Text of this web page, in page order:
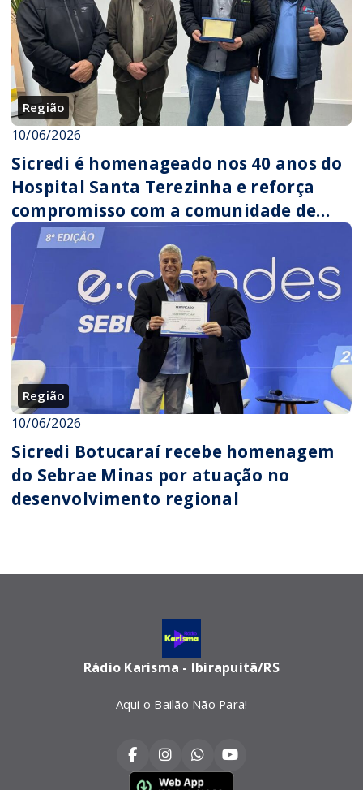
Região
10/06/2026
Sicredi é homenageado nos 40 anos do
Hospital Santa Terezinha e reforça
compromisso com a comunidade de
Fontoura Xavier
Região
10/06/2026
Sicredi Botucaraí recebe homenagem
do Sebrae Minas por atuação no
desenvolvimento regional
Rádio Karisma - Ibirapuitã/RS
Aqui o Bailão Não Para!